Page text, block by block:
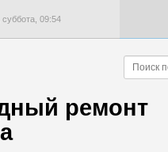
09:54
ремонт